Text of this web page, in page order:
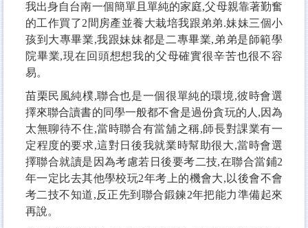
我出身自台南一個簡單且單純的家庭,父母親靠著勤奮
的工作買了2間房產並養大栽培我跟弟弟.妹妹三個小
孩到大專畢業,我跟妹妹都是二專畢業,弟弟是師範學
院畢業,現在回頭想想我的父母確實很辛苦也很不容
易。
苗栗民風純樸,聯合也是一個很單純的環境,彼時會選
擇來聯合讀書的同學一般都不會是過份貪玩的人,因為
太無聊待不住,當時聯合有當舖之稱,師長對課業有一
定程度的要求,這對日後我就業時幫助很大,當時會選
擇聯合就讀是因為考慮若日後要考二技,在聯合當鋪2
年一定比去其他學校玩2年考上的機會大,以後會不會
考二技不知道,反正先到聯合鍛鍊2年把能力準備起來
再說。